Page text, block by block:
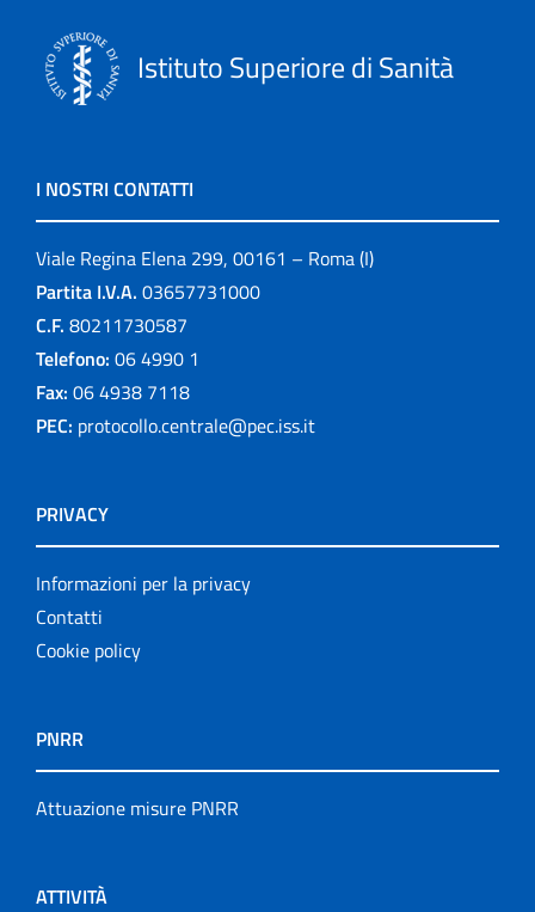
Istituto Superiore di Sanità
I NOSTRI CONTATTI
Viale Regina Elena 299, 00161 – Roma (I)
Partita I.V.A. 03657731000
C.F. 80211730587
Telefono: 06 4990 1
Fax: 06 4938 7118
PEC: protocollo.centrale@pec.iss.it
PRIVACY
Informazioni per la privacy
Contatti
Cookie policy
PNRR
Attuazione misure PNRR
ATTIVITÀ